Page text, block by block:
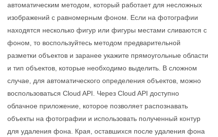
автоматическим методом, который работает для несложных
изображений с равномерным фоном. Если на фотографии
находятся несколько фигур или фигуры местами сливаются с
фоном, то воспользуйтесь методом предварительной
разметки объектов и заранее укажите прямоугольные области
и тип объектов, которые необходимо выделить. В сложном
случае, для автоматического определения объектов, можно
воспользоваться Cloud API. Через Cloud API доступно
облачное приложение, которое позволяет распознавать
объекты на фотографии и использовать полученный контур
для удаления фона. Края, оставшихся после удаления фона